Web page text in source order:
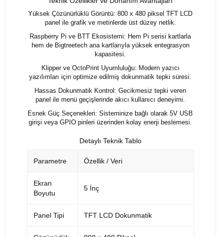
Yüksek Çözünürlüklü Görüntü: 800 x 480 piksel TFT LCD
panel ile grafik ve metinlerde üst düzey netlik.
Raspberry Pi ve BTT Ekosistemi: Hem Pi serisi kartlarla
hem de Bigtreetech ana kartlarıyla yüksek entegrasyon
kapasitesi.
Klipper ve OctoPrint Uyumluluğu: Modern yazıcı
yazılımları için optimize edilmiş dokunmatik tepki süresi.
Hassas Dokunmatik Kontrol: Gecikmesiz tepki veren
panel ile menü geçişlerinde akıcı kullanıcı deneyimi.
Esnek Güç Seçenekleri: Sisteminize bağlı olarak 5V USB
girişi veya GPIO pinleri üzerinden kolay enerji beslemesi.
Detaylı Teknik Tablo
Parametre Özellik / Veri
Ekran
Boyutu
5 İnç
Panel Tipi TFT LCD Dokunmatik